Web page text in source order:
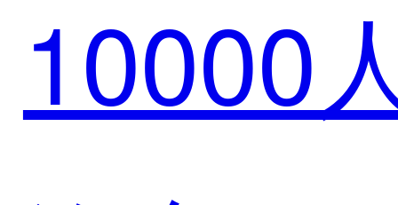
生态！
诺医药
10000